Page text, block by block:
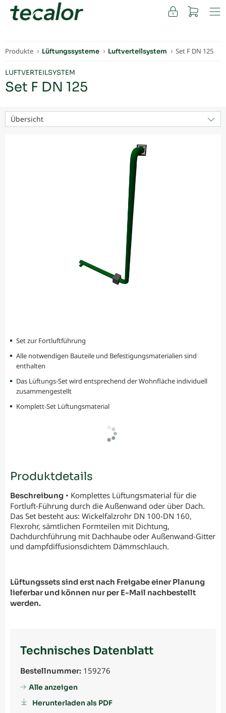
FACHKUNDEN
Produkte Lüftungssysteme Luftverteilsystem Set F DN 125
LUFTVERTEILSYSTEM
Set F DN 125
Übersicht
Set zur Fortluftführung
Alle notwendigen Bauteile und Befestigungsmaterialien sind
enthalten
Das Lüftungs-Set wird entsprechend der Wohnfläche individuell
zusammengestellt
Komplett-Set Lüftungsmaterial
Produktdetails
Beschreibung • Komplettes Lüftungsmaterial für die
Fortluft-Führung durch die Außenwand oder über Dach.
Das Set besteht aus: Wickelfalzrohr DN 100-DN 160,
Flexrohr, sämtlichen Formteilen mit Dichtung,
Dachdurchführung mit Dachhaube oder Außenwand-Gitter
und dampfdiffusionsdichtem Dämmschlauch.
Lüftungssets sind erst nach Freigabe einer Planung
lieferbar und können nur per E-Mail nachbestellt
werden.
Technisches Datenblatt
Bestellnummer: 159276
Alle anzeigen
Herunterladen als PDF